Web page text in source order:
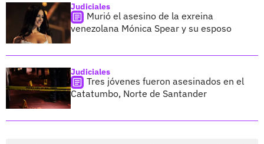
Judiciales
Murió el asesino de la exreina
venezolana Mónica Spear y su esposo
Judiciales
Tres jóvenes fueron asesinados en el
Catatumbo, Norte de Santander